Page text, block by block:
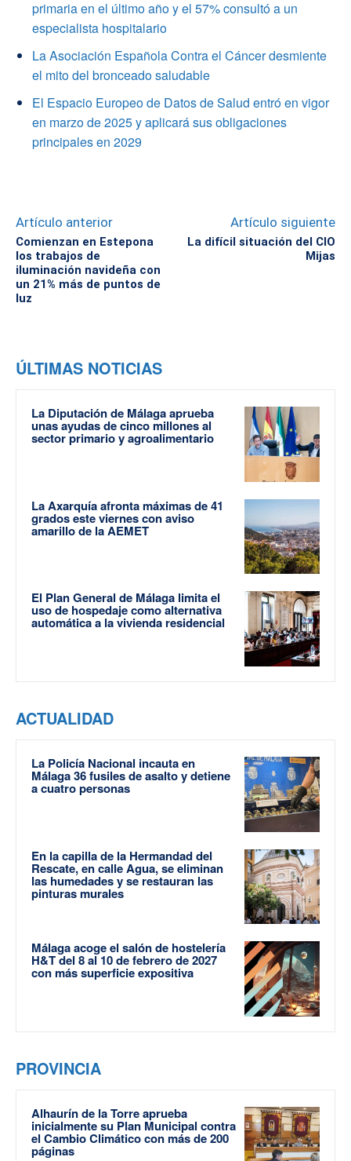
primaria en el último año y el 57% consultó a un
especialista hospitalario
La Asociación Española Contra el Cáncer desmiente
el mito del bronceado saludable
El Espacio Europeo de Datos de Salud entró en vigor
en marzo de 2025 y aplicará sus obligaciones
principales en 2029
Artículo anterior
Comienzan en Estepona
los trabajos de
iluminación navideña con
un 21% más de puntos de
luz
Artículo siguiente
La difícil situación del CIO
Mijas
ÚLTIMAS NOTICIAS
La Diputación de Málaga aprueba
unas ayudas de cinco millones al
sector primario y agroalimentario
La Axarquía afronta máximas de 41
grados este viernes con aviso
amarillo de la AEMET
El Plan General de Málaga limita el
uso de hospedaje como alternativa
automática a la vivienda residencial
ACTUALIDAD
La Policía Nacional incauta en
Málaga 36 fusiles de asalto y detiene
a cuatro personas
En la capilla de la Hermandad del
Rescate, en calle Agua, se eliminan
las humedades y se restauran las
pinturas murales
Málaga acoge el salón de hostelería
H&T del 8 al 10 de febrero de 2027
con más superficie expositiva
PROVINCIA
Alhaurín de la Torre aprueba
inicialmente su Plan Municipal contra
el Cambio Climático con más de 200
páginas